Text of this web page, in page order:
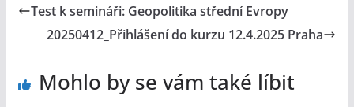
Test k semináři: Geopolitika střední Evropy
20250412_Přihlášení do kurzu 12.4.2025 Praha
Mohlo by se vám také líbit